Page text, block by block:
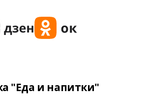
"Еда и напитки"